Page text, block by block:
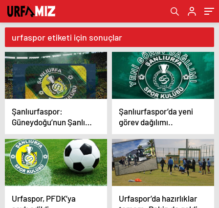
urfaspor etiketi için sonuçlar
Şanlıurfaspor:
Güneydoğu’nun Şanlı
Çınarı ve Dinmeyen
Tribün Tutkusu
Şanlıurfaspor’da yeni
görev dağılımı..
Urfaspor, PFDK’ya
Urfaspor’da hazırlıklar